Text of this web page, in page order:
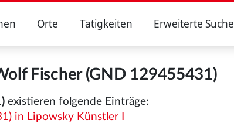
Orte Tätigkeiten Erweiterte Suche
Fischer (GND 129455431)
existieren folgende Einträge:
in Lipowsky Künstler I